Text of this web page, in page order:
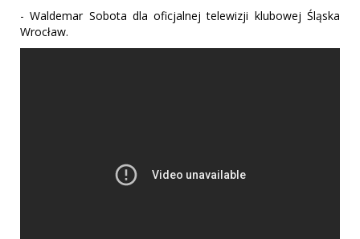
- Waldemar Sobota dla oficjalnej telewizji klubowej Śląska
Wrocław.